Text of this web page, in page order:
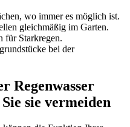
wo immer es möglich ist.
gleichmäßig im Garten.
für Starkregen.
bei der
Regenwasser
sie vermeiden